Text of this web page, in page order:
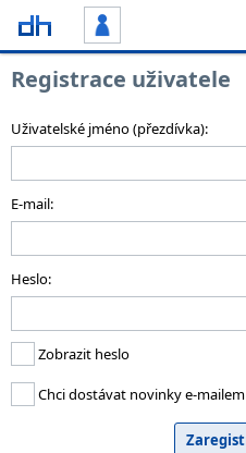
Registrace uživatele
Uživatelské jméno (přezdívka):
E-mail:
Heslo:
Zobrazit heslo
Chci dostávat novinky e-mailem